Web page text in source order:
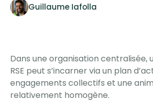
Guillaume Iafolla
Dans une organisation centralisée,
RSE peut s’incarner via un plan
engagements collectifs et une
relativement homogène.